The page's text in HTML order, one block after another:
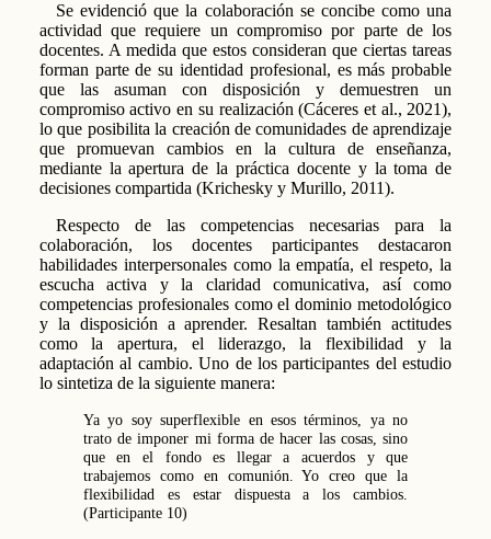
Se evidenció que la colaboración se concibe como una
actividad que requiere un compromiso por parte de los
docentes. A medida que estos consideran que ciertas tareas
forman parte de su identidad profesional, es más probable
que las asuman con disposición y demuestren un
compromiso activo en su realización (Cáceres et al., 2021),
lo que posibilita la creación de comunidades de aprendizaje
que promuevan cambios en la cultura de enseñanza,
mediante la apertura de la práctica docente y la toma de
decisiones compartida (Krichesky y Murillo, 2011).
Respecto de las competencias necesarias para la
colaboración, los docentes participantes destacaron
habilidades interpersonales como la empatía, el respeto, la
escucha activa y la claridad comunicativa, así como
competencias profesionales como el dominio metodológico
y la disposición a aprender. Resaltan también actitudes
como la apertura, el liderazgo, la flexibilidad y la
adaptación al cambio. Uno de los participantes del estudio
lo sintetiza de la siguiente manera:
Ya yo soy superflexible en esos términos, ya no
trato de imponer mi forma de hacer las cosas, sino
que en el fondo es llegar a acuerdos y que
trabajemos como en comunión. Yo creo que la
flexibilidad es estar dispuesta a los cambios.
(Participante 10)